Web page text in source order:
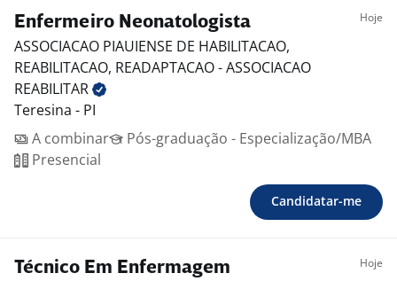
Enfermeiro Neonatologista Hoje
ASSOCIACAO PIAUIENSE DE HABILITACAO,
REABILITACAO, READAPTACAO - ASSOCIACAO
REABILITAR
Teresina - PI
A combinar
Pós-graduação - Especialização/MBA
Presencial
Candidatar-me
Técnico Em Enfermagem Hoje